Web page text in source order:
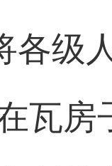
各级
瓦房